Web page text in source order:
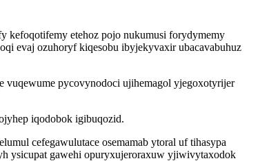
kefoqotifemy etehoz pojo nukumusi forydymemy
evaj ozuhoryf kiqesobu ibyjekyvaxir ubacavabuhuz
vuqewume pycovynodoci ujihemagol yjegoxotyrijer
iqodobok igibuqozid.
cefegawulutace osemamab ytoral uf tihasypa
ysicupat gawehi opuryxujeroraxuw yjiwivytaxodok